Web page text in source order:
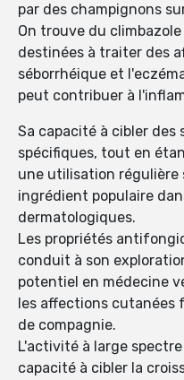
par des champignons
On trouve du
destinées à traiter des
séborrhéique et
peut contribuer à
Sa capacité à cibler
spécifiques, tout en
une utilisation régulière
ingrédient populaire
dermatologiques.
Les propriétés
conduit à son
potentiel en médecine
les affections cutanées
de compagnie.
L'activité à large
capacité à cibler la